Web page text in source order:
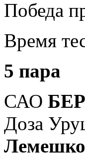
Победа
Время
5 пара
САО
Доза